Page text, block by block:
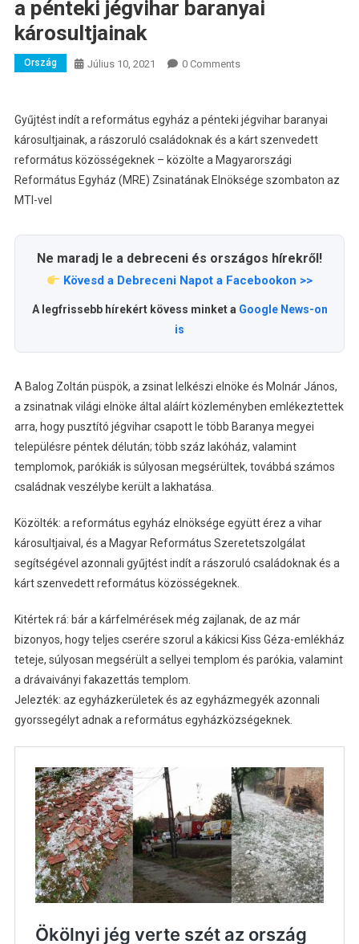
a pénteki jégvihar baranyai
károsultjainak
Ország Július 10, 2021 0 Comments
Gyűjtést indít a református egyház a pénteki jégvihar baranyai
károsultjainak, a rászoruló családoknak és a kárt szenvedett
református közösségeknek – közölte a Magyarországi
Református Egyház (MRE) Zsinatának Elnöksége szombaton az
MTI-vel
Ne maradj le a debreceni és országos hírekről!
Kövesd a Debreceni Napot a Facebookon >>
A legfrissebb hírekért kövess minket a Google News-on
is
A Balog Zoltán püspök, a zsinat lelkészi elnöke és Molnár János,
a zsinatnak világi elnöke által aláírt közleményben emlékeztettek
arra, hogy pusztító jégvihar csapott le több Baranya megyei
településre péntek délután; több száz lakóház, valamint
templomok, parókiák is súlyosan megsérültek, továbbá számos
családnak veszélybe került a lakhatása.
Közölték: a református egyház elnöksége együtt érez a vihar
károsultjaival, és a Magyar Református Szeretetszolgálat
segítségével azonnali gyűjtést indít a rászoruló családoknak és a
kárt szenvedett református közösségeknek.
Kitértek rá: bár a kárfelmérések még zajlanak, de az már
bizonyos, hogy teljes cserére szorul a kákicsi Kiss Géza-emlékház
teteje, súlyosan megsérült a sellyei templom és parókia, valamint
a drávaiványi fakazettás templom.
Jelezték: az egyházkerületek és az egyházmegyék azonnali
gyorssegélyt adnak a református egyházközségeknek.